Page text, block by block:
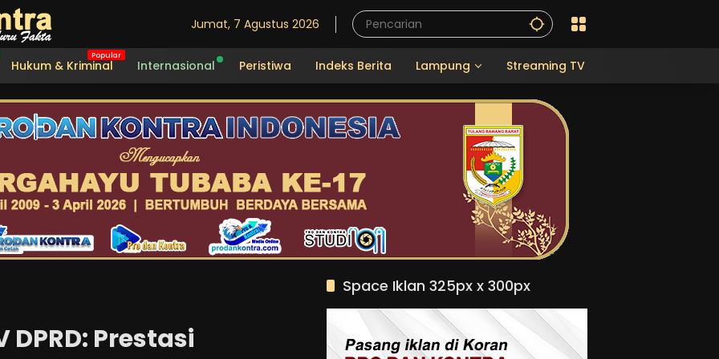
Jumat, 7 Agustus 2026
Hukum & Kriminal Internasional Peristiwa Indeks Berita Lampung Streaming TV
Prestasi
Space Iklan 325px x 300px